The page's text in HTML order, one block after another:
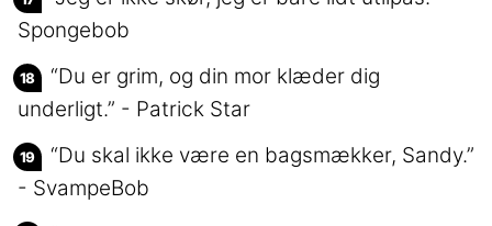
Spongebob
“Du er grim, og din mor klæder dig
underligt.” - Patrick Star
“Du skal ikke være en bagsmækker, Sandy.”
- SvampeBob